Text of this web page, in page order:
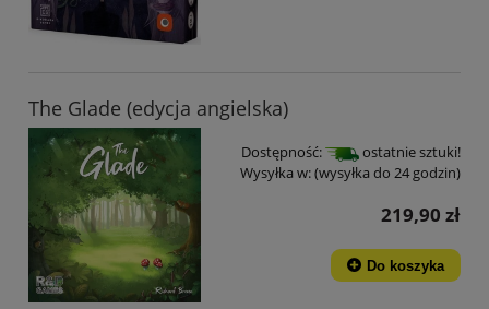
The Glade (edycja angielska)
Dostępność:
ostatnie sztuki!
Wysyłka w:(wysyłka do 24 godzin)
219,90 zł
Do koszyka